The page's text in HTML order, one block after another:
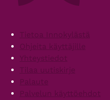
FooterTietoa Innokylästä
Ohjeita käyttäjille
Yhteystiedot
Tilaa uutiskirje
Palaute
Palvelun käyttöehdot